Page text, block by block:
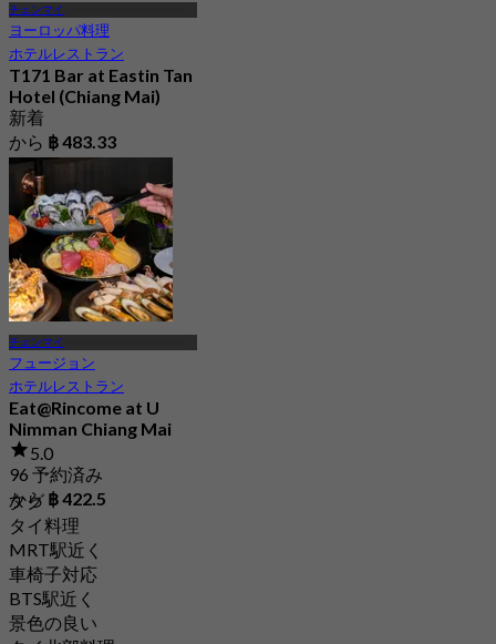
チェンマイ
ヨーロッパ料理
ホテルレストラン
T171 Bar at Eastin Tan
Hotel (Chiang Mai)
新着
から ฿ 483.33
チェンマイ
フュージョン
ホテルレストラン
Eat@Rincome at U
Nimman Chiang Mai
5.0
96 予約済み
から ฿ 422.5
タグ
タイ料理
MRT駅近く
車椅子対応
BTS駅近く
景色の良い